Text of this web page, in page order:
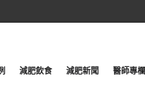
減肥飲食 減肥新聞 醫師專欄